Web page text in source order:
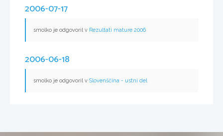
2006-07-17
smolko je odgovoril v Rezultati mature 2006
2006-06-18
smolko je odgovoril v Slovenščina - ustni del